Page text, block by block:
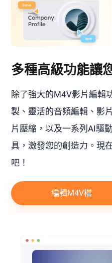
多種高級功能讓
除了強大的M4V影片編輯
製、靈活的音頻編輯、影
片壓縮，以及一系列AI驅
具，激發您的創造力。現
吧！
編輯M4V檔